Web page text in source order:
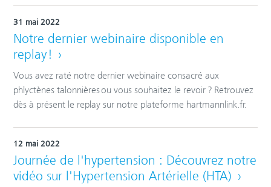
31 mai 2022
Notre dernier webinaire disponible en
replay !
Vous avez raté notre dernier webinaire consacré aux
phlyctènes talonnières ou vous souhaitez le revoir ? Retrouvez
dès à présent le replay sur notre plateforme hartmannlink.fr.
12 mai 2022
Journée de l'hypertension : Découvrez notre
vidéo sur l'Hypertension Artérielle (HTA)